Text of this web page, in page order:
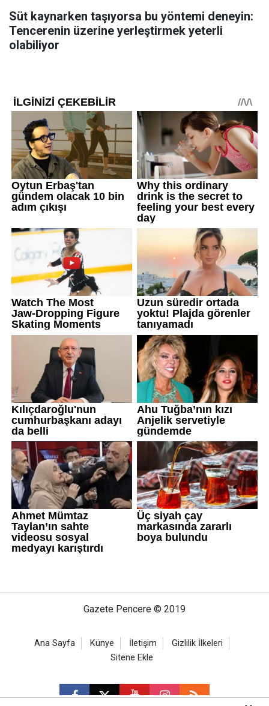
Süt kaynarken taşıyorsa bu yöntemi deneyin:
Tencerenin üzerine yerleştirmek yeterli
olabiliyor
Gazete Pencere © 2019
Ana Sayfa Künye İletişim
Gizlilik İlkeleri
Sitene Ekle